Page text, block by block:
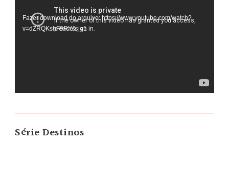
vídeo
Fazer download do arquivo: https://www.youtube.com/watch?
v=dZRQKshF9RY&_=1
Série Destinos